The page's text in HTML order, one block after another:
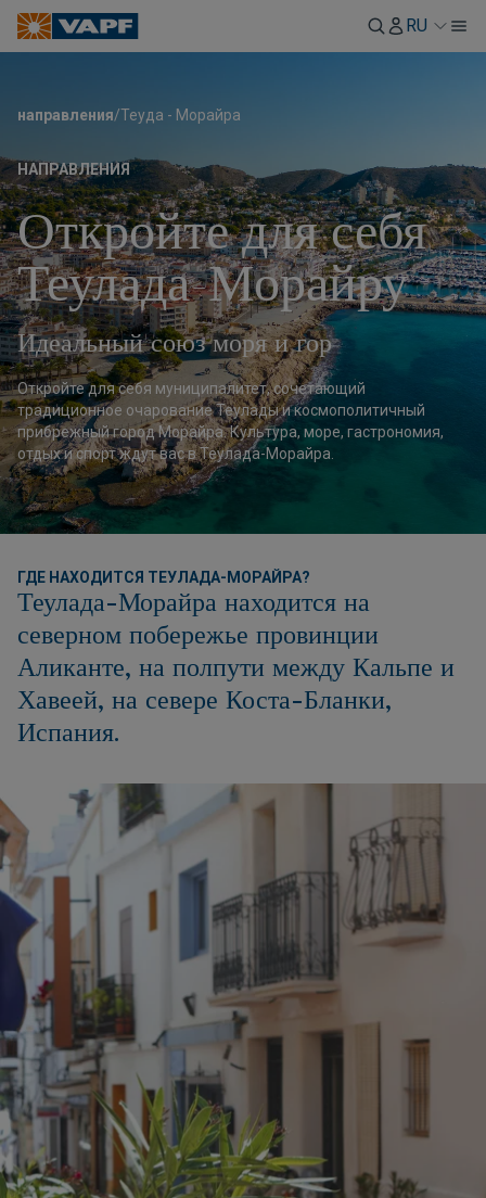
RU
направления/Теуда - Морайра
НАПРАВЛЕНИЯ
Откройте для себя
Теулада-Морайру
Идеальный союз моря и гор
Откройте для себя муниципалитет, сочетающий
традиционное очарование Теулады и космополитичный
прибрежный город Морайра. Культура, море, гастрономия,
отдых и спорт ждут вас в Теулада-Морайра.
ГДЕ НАХОДИТСЯ ТЕУЛАДА-МОРАЙРА?
Теулада-Морайра находится на
северном побережье провинции
Аликанте, на полпути между Кальпе и
Хавеей, на севере Коста-Бланки,
Испания.